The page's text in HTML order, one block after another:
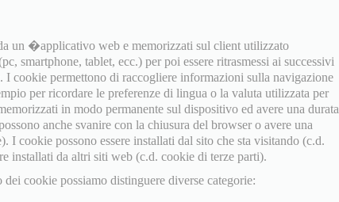
un �applicativo web e memorizzati sul client utilizzato
smartphone, tablet, ecc.) per poi essere ritrasmessi ai successivi
I cookie permettono di raccogliere informazioni sulla navigazione
per ricordare le preferenze di lingua o la valuta utilizzata per
in modo permanente sul dispositivo ed avere una durata
anche svanire con la chiusura del browser o avere una
I cookie possono essere installati dal sito che sta visitando (c.d.
installati da altri siti web (c.d. cookie di terze parti).
cookie possiamo distinguere diverse categorie: